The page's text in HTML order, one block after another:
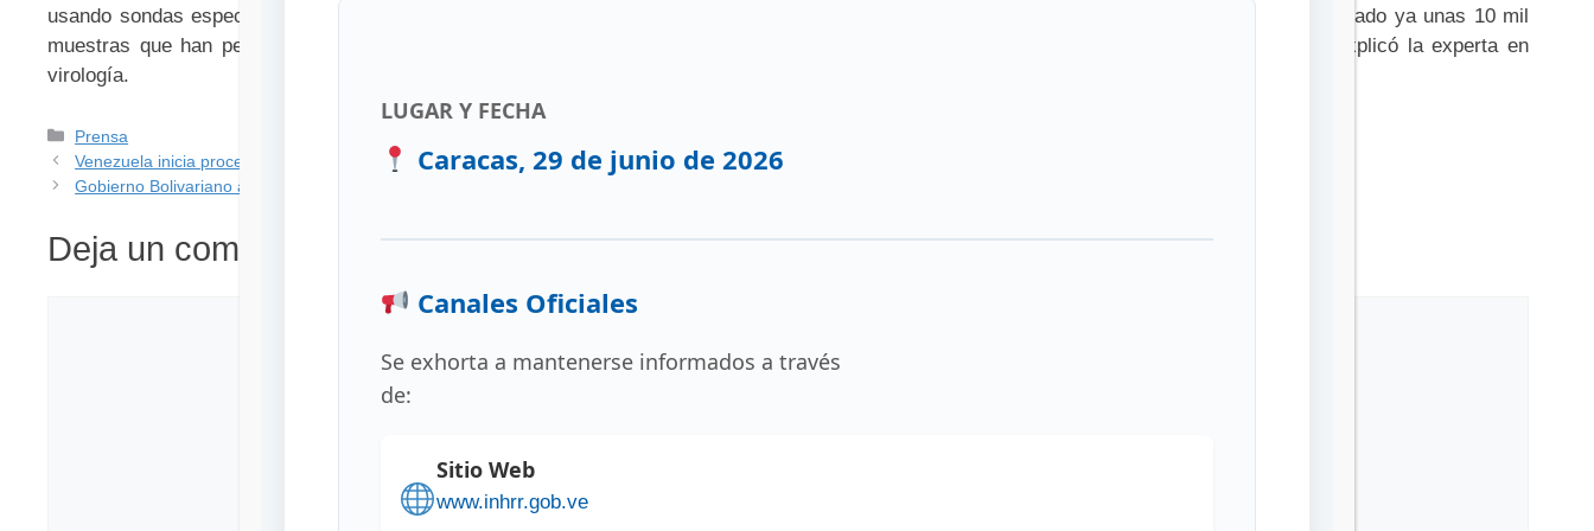
usando sondas específicas para las variantes o secuenciación parcial del genoma viral. Con esta última estrategia, en Venezuela se han analizado ya unas 10 mil
muestras que han permitido reportar la sucesión de cuatro de las cinco variantes de preocupación en el país y dos variantes de interés”, explicó la experta en
virología.
Prensa
Venezuela inicia proceso de reconocimiento internacional de Sistemas Reguladores de Medicamentos
Gobierno Bolivariano activa plan de fortalecimiento de red de atención primaria de salud
Deja un comentario
LUGAR Y FECHA
Caracas, 29 de junio de 2026
Canales Oficiales
Se exhorta a mantenerse informados a través
de:
Sitio Web
www.inhrr.gob.ve